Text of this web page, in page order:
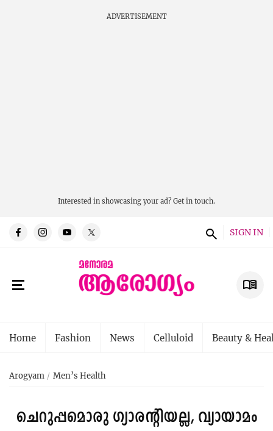
ADVERTISEMENT
Interested in showcasing your ad? Get in touch.
SIGN IN
Home Fashion News Celluloid Beauty &
Arogyam Men’s Health
ചെറുപ്പമൊരു ഗ്യാരന്റിയല്ല, വ്യായാമം